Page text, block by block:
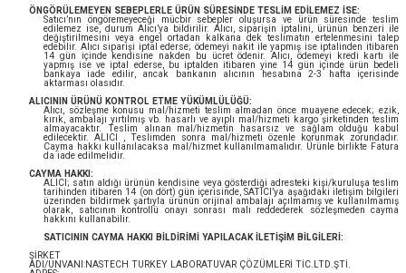
ÖNGÖRÜLEMEYEN SEBEPLERLE ÜRÜN SÜRESİNDE TESLİM EDİLEMEZ İSE:
Satıcı’nın öngöremeyeceği mücbir sebepler oluşursa ve ürün süresinde teslim
edilemez ise, durum Alıcı’ya bildirilir. Alıcı, siparişin iptalini, ürünün benzeri ile
değiştirilmesini veya engel ortadan kalkana dek teslimatın ertelenmesini talep
edebilir. Alıcı siparişi iptal ederse; ödemeyi nakit ile yapmış ise iptalinden itibaren
14 gün içinde kendisine nakden bu ücret ödenir. Alıcı, ödemeyi kredi kartı ile
yapmış ise ve iptal ederse, bu iptalden itibaren yine 14 gün içinde ürün bedeli
bankaya iade edilir, ancak bankanın alıcının hesabına 2-3 hafta içerisinde
aktarması olasıdır.
ALICININ ÜRÜNÜ KONTROL ETME YÜKÜMLÜLÜĞÜ:
Alıcı, sözleşme konusu mal/hizmeti teslim almadan önce muayene edecek; ezik,
kırık, ambalajı yırtılmış vb. hasarlı ve ayıplı mal/hizmeti kargo şirketinden teslim
almayacaktır. Teslim alınan mal/hizmetin hasarsız ve sağlam olduğu kabul
edilecektir. ALICI , Teslimden sonra mal/hizmeti özenle korunmak zorundadır.
Cayma hakkı kullanılacaksa mal/hizmet kullanılmamalıdır. Ürünle birlikte Fatura
da iade edilmelidir.
CAYMA HAKKI:
ALICI; satın aldığı ürünün kendisine veya gösterdiği adresteki kişi/kuruluşa teslim
tarihinden itibaren 14 (on dört) gün içerisinde, SATICI’ya aşağıdaki iletişim bilgileri
üzerinden bildirmek şartıyla ürünün orijinal ambalajı açılmamış ve kullanılmamış
olarak, satıcının kontrollü onayı sonrası malı reddederek sözleşmeden cayma
hakkını kullanabilir.
SATICININ CAYMA HAKKI BİLDİRİMİ YAPILACAK İLETİŞİM BİLGİLERİ:
ŞİRKET
ADI/UNVANI:NASTECH TURKEY LABORATUVAR ÇÖZÜMLERİ TİC.LTD.ŞTİ.